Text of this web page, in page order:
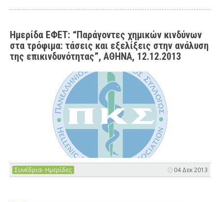
Ημερίδα ΕΦΕΤ: “Παράγοντες χημικών κινδύνων
στα τρόφιμα: τάσεις και εξελίξεις στην ανάλυση
της επικινδυνότητας”, ΑΘΗΝΑ, 12.12.2013
Συνέδρια- Ημερίδες 04 Δεκ 2013